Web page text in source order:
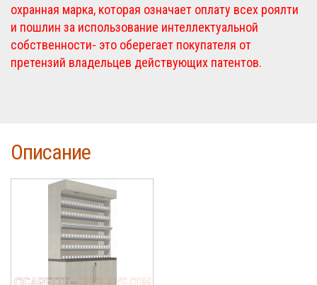
охранная марка, которая означает оплату всех роялти
и пошлин за использование интеллектуальной
собственности- это оберегает покупателя от
претензий владельцев действующих патентов.
Описание